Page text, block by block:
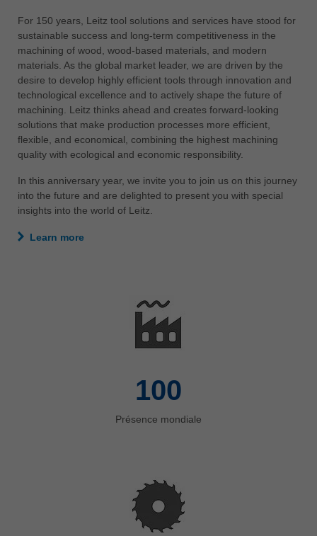
ประเทศไทย
ไทย
Україна
yкраїнська
For 150 years, Leitz tool solutions and services have stood for
sustainable success and long-term competitiveness in the
machining of wood, wood-based materials, and modern
materials. As the global market leader, we are driven by the
desire to develop highly efficient tools through innovation and
technological excellence and to actively shape the future of
machining. Leitz thinks ahead and creates forward-looking
solutions that make production processes more efficient,
flexible, and economical, combining the highest machining
quality with ecological and economic responsibility.
In this anniversary year, we invite you to join us on this journey
into the future and are delighted to present you with special
insights into the world of Leitz.
Learn more
100
Présence mondiale